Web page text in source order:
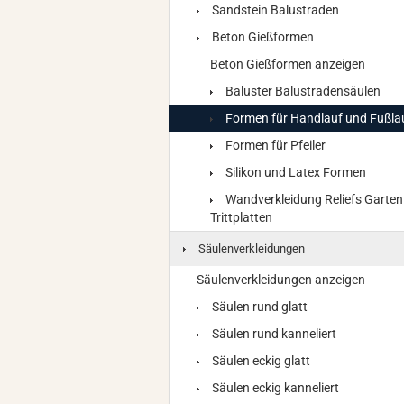
Sandstein Balustraden
Beton Gießformen
Beton Gießformen anzeigen
Baluster Balustradensäulen
Formen für Handlauf und
Formen für Pfeiler
Silikon und Latex Formen
Wandverkleidung Reliefs Garten
Trittplatten
Säulenverkleidungen
Säulenverkleidungen anzeigen
Säulen rund glatt
Säulen rund kanneliert
Säulen eckig glatt
Säulen eckig kanneliert